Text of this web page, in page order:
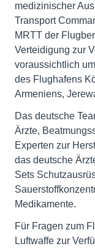
medizinischer
Transport
MRTT der
Verteidigung zur
voraussichtlich
des Flughafens
Armeniens,
Das deutsche
Ärzte,
Experten zur
das deutsche
Sets
Medikamente.
Für Fragen zum
Luftwaffe zur